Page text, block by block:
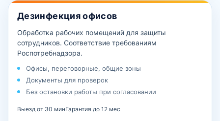
Дезинфекция офисов
Обработка рабочих помещений для защиты
сотрудников. Соответствие требованиям
Роспотребнадзора.
Офисы, переговорные, общие зоны
Документы для проверок
Без остановки работы при согласовании
Выезд от 30 минГарантия до 12 мес